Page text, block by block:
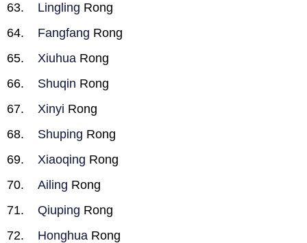
Lingling Rong
Fangfang Rong
Xiuhua Rong
Shuqin Rong
Xinyi Rong
Shuping Rong
Xiaoqing Rong
Ailing Rong
Qiuping Rong
Honghua Rong